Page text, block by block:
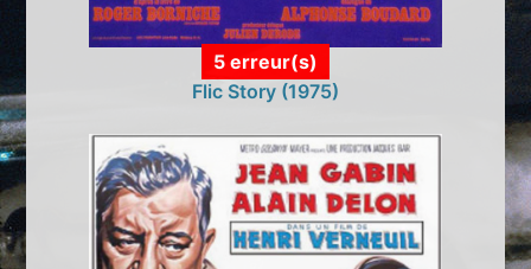
5 erreur(s)
Flic Story (1975)